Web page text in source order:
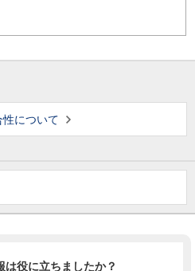
について
は役に立ちましたか？